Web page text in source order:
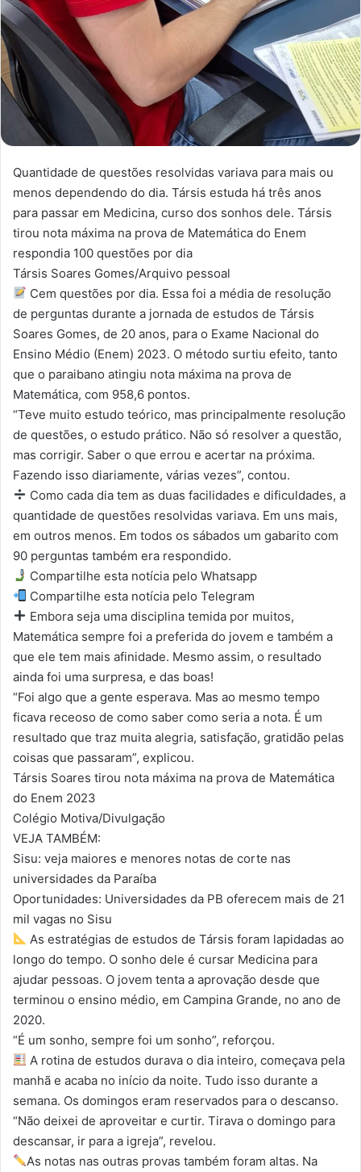
Quantidade de questões resolvidas variava para mais ou
menos dependendo do dia. Társis estuda há três anos
para passar em Medicina, curso dos sonhos dele. Társis
tirou nota máxima na prova de Matemática do Enem
respondia 100 questões por dia
Társis Soares Gomes/Arquivo pessoal
Cem questões por dia. Essa foi a média de resolução
de perguntas durante a jornada de estudos de Társis
Soares Gomes, de 20 anos, para o Exame Nacional do
Ensino Médio (Enem) 2023. O método surtiu efeito, tanto
que o paraibano atingiu nota máxima na prova de
Matemática, com 958,6 pontos.
“Teve muito estudo teórico, mas principalmente resolução
de questões, o estudo prático. Não só resolver a questão,
mas corrigir. Saber o que errou e acertar na próxima.
Fazendo isso diariamente, várias vezes”, contou.
Como cada dia tem as duas facilidades e dificuldades, a
quantidade de questões resolvidas variava. Em uns mais,
em outros menos. Em todos os sábados um gabarito com
90 perguntas também era respondido.
Compartilhe esta notícia pelo Whatsapp
Compartilhe esta notícia pelo Telegram
Embora seja uma disciplina temida por muitos,
Matemática sempre foi a preferida do jovem e também a
que ele tem mais afinidade. Mesmo assim, o resultado
ainda foi uma surpresa, e das boas!
“Foi algo que a gente esperava. Mas ao mesmo tempo
ficava receoso de como saber como seria a nota. É um
resultado que traz muita alegria, satisfação, gratidão pelas
coisas que passaram”, explicou.
Társis Soares tirou nota máxima na prova de Matemática
do Enem 2023
Colégio Motiva/Divulgação
VEJA TAMBÉM:
Sisu: veja maiores e menores notas de corte nas
universidades da Paraíba
Oportunidades: Universidades da PB oferecem mais de 21
mil vagas no Sisu
As estratégias de estudos de Társis foram lapidadas ao
longo do tempo. O sonho dele é cursar Medicina para
ajudar pessoas. O jovem tenta a aprovação desde que
terminou o ensino médio, em Campina Grande, no ano de
2020.
“É um sonho, sempre foi um sonho”, reforçou.
A rotina de estudos durava o dia inteiro, começava pela
manhã e acaba no início da noite. Tudo isso durante a
semana. Os domingos eram reservados para o descanso.
“Não deixei de aproveitar e curtir. Tirava o domingo para
descansar, ir para a igreja”, revelou.
As notas nas outras provas também foram altas. Na